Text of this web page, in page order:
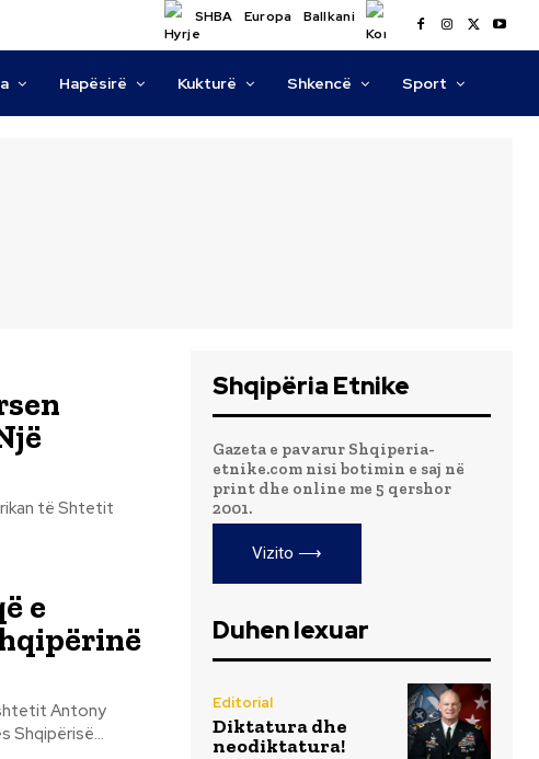
SHBA Europa Ballkani
Hapësirë Kukturë Shkencë Sport
të Shtetit
e
Antony
Shqipërisë...
Shqipëria Etnike
Gazeta e pavarur Shqiperia-
etnike.com nisi botimin e saj në
print dhe online me 5 qershor
2001.
Vizito ⟶
Duhen lexuar
Editorial
Diktatura dhe
neodiktatura!